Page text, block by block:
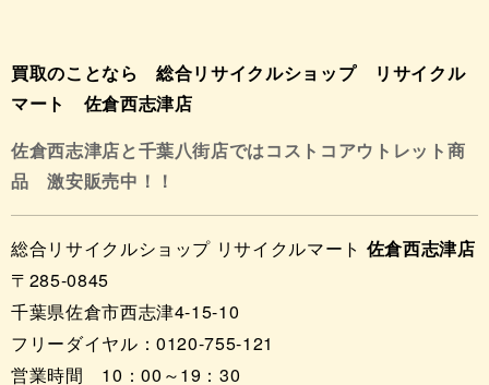
買取のことなら 総合リサイクルショップ リサイクル
マート 佐倉西志津店
佐倉西志津店と千葉八街店ではコストコアウトレット商
品 激安販売中！！
総合リサイクルショップ リサイクルマート 佐倉西志津店
〒285-0845
千葉県佐倉市西志津4-15-10
フリーダイヤル：0120-755-121
営業時間 10：00～19：30